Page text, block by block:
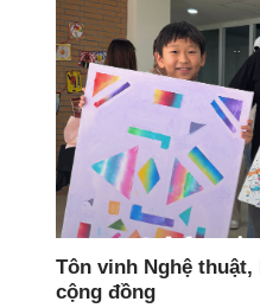
Tôn vinh Nghệ
cộng đồng